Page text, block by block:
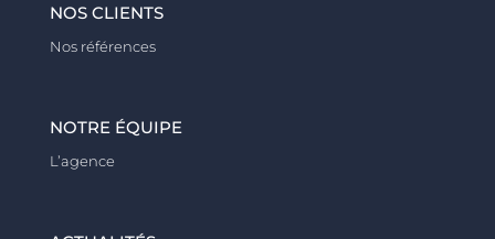
NOS CLIENTS
Nos références
NOTRE ÉQUIPE
L’agence